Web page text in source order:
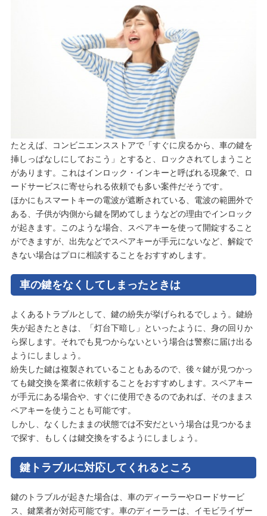
たとえば、コンビニエンスストアで「すぐに戻るから、車の鍵を
挿しっぱなしにしておこう」とすると、ロックされてしまうこと
があります。これはインロック・インキーと呼ばれる現象で、ロ
ードサービスに寄せられる依頼でも多い案件だそうです。
ほかにもスマートキーの電波が遮断されている、電波の範囲外で
ある、子供が内側から鍵を閉めてしまうなどの理由でインロック
が起きます。このような場合、スペアキーを使って開錠すること
ができますが、出先などでスペアキーが手元にないなど、解錠で
きない場合はプロに相談することをおすすめします。
車の鍵をなくしてしまったときは
よくあるトラブルとして、鍵の紛失が挙げられるでしょう。鍵紛
失が起きたときは、「灯台下暗し」といったように、身の回りか
ら探します。それでも見つからないという場合は警察に届け出る
ようにしましょう。
紛失した鍵は複製されていることもあるので、後々鍵が見つかっ
ても鍵交換を業者に依頼することをおすすめします。スペアキー
が手元にある場合や、すぐに使用できるのであれば、そのままス
ペアキーを使うことも可能です。
しかし、なくしたままの状態では不安だという場合は見つかるま
で探す、もしくは鍵交換をするようにしましょう。
鍵トラブルに対応してくれるところ
鍵のトラブルが起きた場合は、車のディーラーやロードサービ
ス、鍵業者が対応可能です。車のディーラーは、イモビライザー